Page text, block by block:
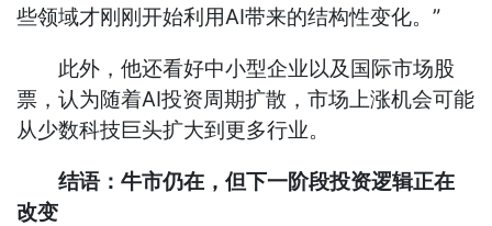
些领域才刚刚开始利用AI带来的结构性变化。”
此外，他还看好中小型企业以及国际市场股
票，认为随着AI投资周期扩散，市场上涨机会可能
从少数科技巨头扩大到更多行业。
结语：牛市仍在，但下一阶段投资逻辑正在
改变